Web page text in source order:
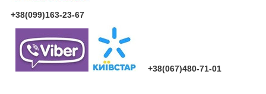
+38(099)163-23-67
+38(067)480-71-01